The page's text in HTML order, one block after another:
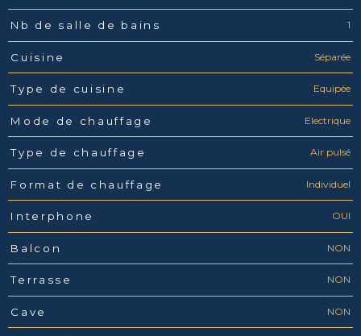
Nb de salle de bains 1
Cuisine Séparée
Type de cuisine Equipée
Mode de chauffage Electrique
Type de chauffage Air pulsé
Format de chauffage Individuel
Interphone OUI
Balcon NON
Terrasse NON
Cave NON